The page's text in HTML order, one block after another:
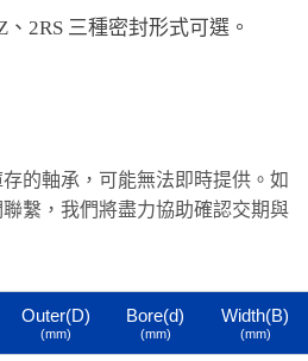
2RS 三種密封形式可選。
的軸承，可能無法即時提供。 如
繫，我們將盡力協助確認交期與
Outer(D)
(mm)
Bore(d)
(mm)
Width(B)
(mm)